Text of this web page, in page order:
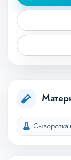
Сыворотка